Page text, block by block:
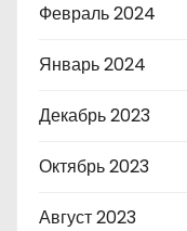
Февраль 2024
Январь 2024
Декабрь 2023
Октябрь 2023
Август 2023